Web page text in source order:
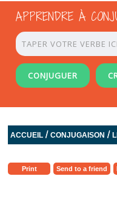
APPRENDRE À
CONJUGUER
ACCUEIL /CONJUGAISON /
Print Send to a friend